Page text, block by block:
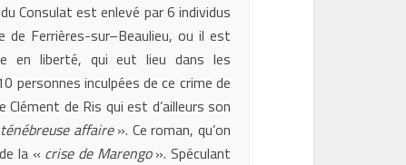
Consulat est enlevé par 6 individus
Ferrières-sur–Beaulieu, ou il est
en liberté, qui eut lieu dans les
personnes inculpées de ce crime de
de Ris qui est d’ailleurs son
affaire». Ce roman, qu’on
la « crise de Marengo». Spéculant